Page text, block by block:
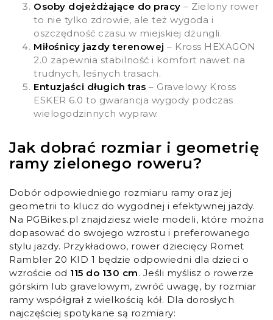
Osoby dojeżdżające do pracy – Zielony rower
to nie tylko zdrowie, ale też wygoda i
oszczędność czasu w miejskiej dżungli.
Miłośnicy jazdy terenowej – Kross HEXAGON
2.0 zapewnia stabilność i komfort nawet na
trudnych, leśnych trasach.
Entuzjaści długich tras – Gravelowy Kross
ESKER 6.0 to gwarancja wygody podczas
wielogodzinnych wypraw.
Jak dobrać rozmiar i geometrię
ramy zielonego roweru?
Dobór odpowiedniego rozmiaru ramy oraz jej
geometrii to klucz do wygodnej i efektywnej jazdy.
Na PGBikes.pl znajdziesz wiele modeli, które można
dopasować do swojego wzrostu i preferowanego
stylu jazdy. Przykładowo, rower dziecięcy Romet
Rambler 20 KID 1 będzie odpowiedni dla dzieci o
wzroście od 115 do 130 cm. Jeśli myślisz o rowerze
górskim lub gravelowym, zwróć uwagę, by rozmiar
ramy współgrał z wielkością kół. Dla dorosłych
najczęściej spotykane są rozmiary: